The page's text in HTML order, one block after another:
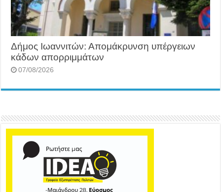
Δήμος Ιωαννιτών: Απομάκρυνση υπέργειων
κάδων απορριμμάτων
07/08/2026